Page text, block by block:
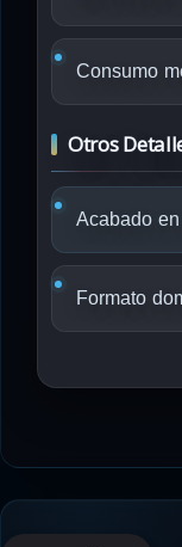
Consumo
Otros
Acabado
Formato